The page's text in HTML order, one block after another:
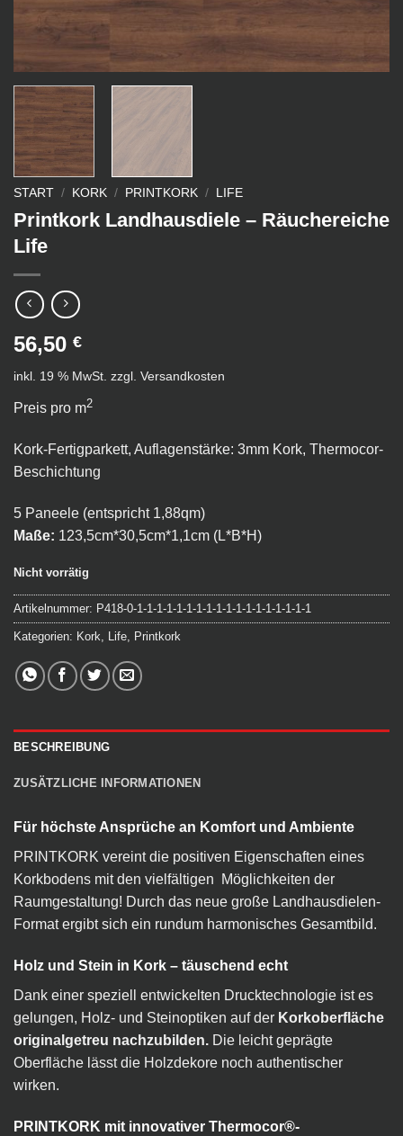
START / KORK / PRINTKORK / LIFE
Printkork Landhausdiele – Räuchereiche
Life
56,50 €
inkl. 19 % MwSt. zzgl. Versandkosten
Preis pro m2
Kork-Fertigparkett, Auflagenstärke: 3mm Kork, Thermocor-
Beschichtung
5 Paneele (entspricht 1,88qm)
Maße: 123,5cm*30,5cm*1,1cm (L*B*H)
Nicht vorrätig
Artikelnummer: P418-0-1-1-1-1-1-1-1-1-1-1-1-1-1-1-1-1-1-1
Kategorien: Kork Life Printkork
BESCHREIBUNG
ZUSÄTZLICHE INFORMATIONEN
Für höchste Ansprüche an Komfort und Ambiente
PRINTKORK vereint die positiven Eigenschaften eines
Korkbodens mit den vielfältigen Möglichkeiten der
Raumgestaltung! Durch das neue große Landhausdielen-
Format ergibt sich ein rundum harmonisches Gesamtbild.
Holz und Stein in Kork – täuschend echt
Dank einer speziell entwickelten Drucktechnologie ist es
gelungen, Holz- und Steinoptiken auf der Korkoberfläche
originalgetreu nachzubilden. Die leicht geprägte
Oberfläche lässt die Holzdekore noch authentischer
wirken.
PRINTKORK mit innovativer Thermocor®-